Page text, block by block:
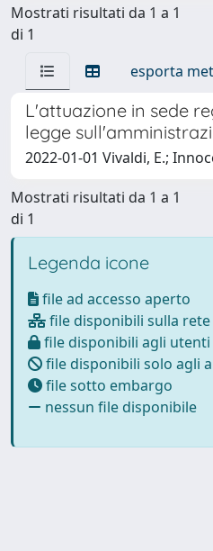
Mostrati risultati da 1 a 1
di 1
esporta
L'attuazione in sede
legge
2022-01-01 Vivaldi, E.;
Mostrati risultati da 1 a 1
di 1
Legenda icone
file ad accesso aperto
file disponibili sulla
file disponibili agli
file disponibili solo agli
file sotto embargo
nessun file disponibile